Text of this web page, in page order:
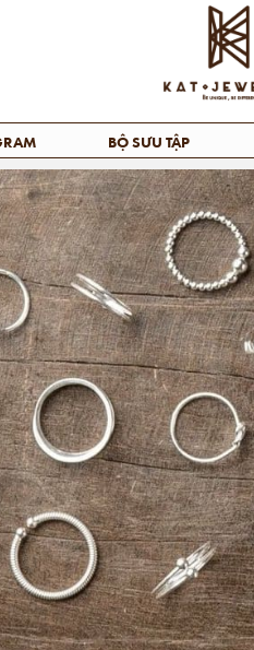
BỘ SƯU TẬP